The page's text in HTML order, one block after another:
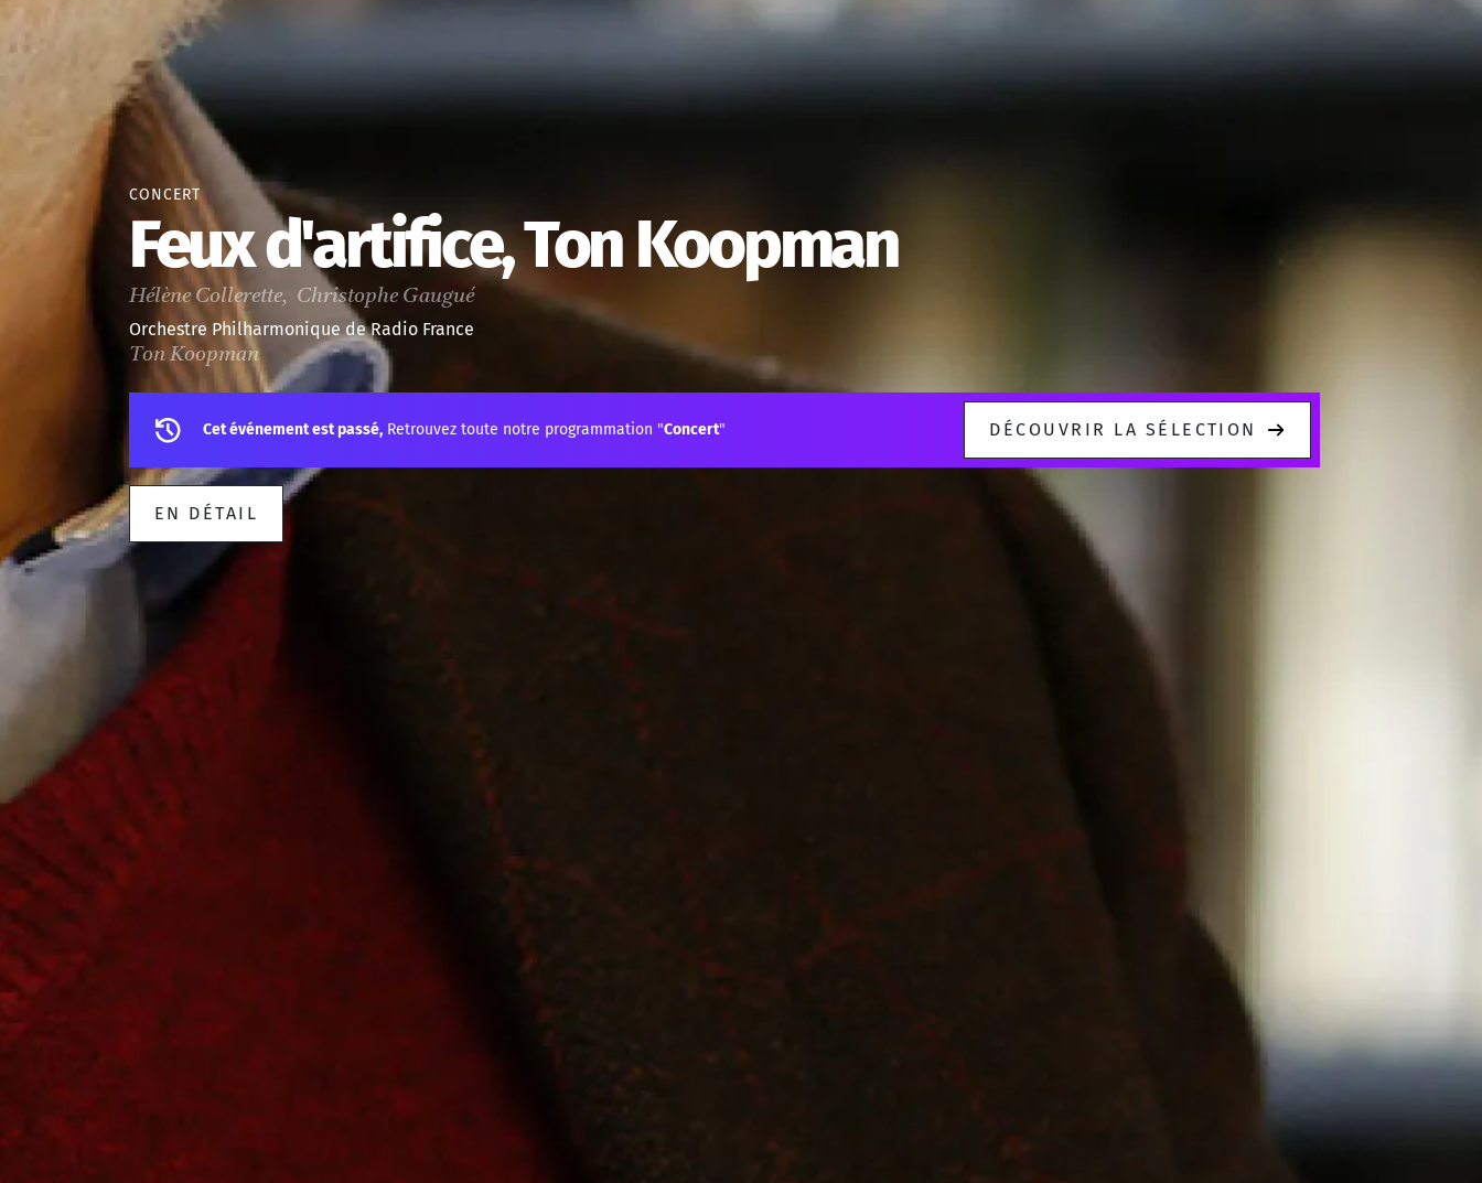
CONCERT
Feux d'artifice, Ton Koopman
Hélène Collerette, Christophe Gaugué
Orchestre Philharmonique de Radio France
Ton Koopman
Cet événement est passé, Retrouvez toute notre programmation "Concert" DÉCOUVRIR LA SÉLECTION
EN DÉTAIL